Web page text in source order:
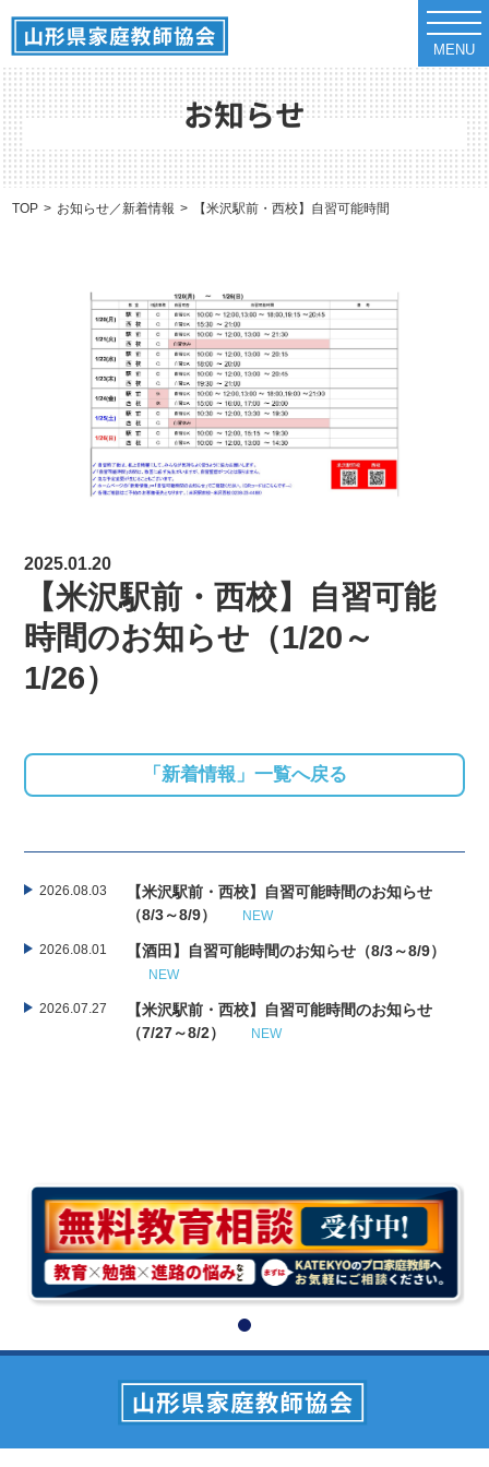
t
o
g
g
l
e
n
v
i
g
MENU
お知らせ
TOP お知らせ／新着情報 【米沢駅前・西校】自習可能時間のお知らせ（1/
2025.01.20
【米沢駅前・西校】自習可能
時間のお知らせ（1/20～
1/26）
「新着情報」一覧へ戻る
2026.08.03
【米沢駅前・西校】自習可能時間のお知らせ
（8/3～8/9）
NEW
2026.08.01 【酒田】自習可能時間のお知らせ（8/3～8/9）
NEW
2026.07.27
【米沢駅前・西校】自習可能時間のお知らせ
（7/27～8/2）
NEW